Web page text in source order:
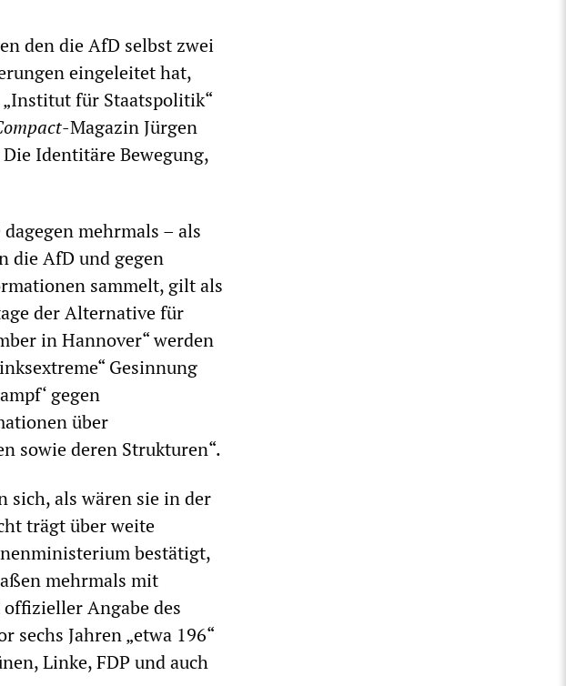
den die AfD selbst zwei
eingeleitet hat,
für Staatspolitik“
-Magazin Jürgen
Die Identitäre Bewegung,
mehrmals – als
die AfD und gegen
sammelt, gilt als
der Alternative für
in Hannover“ werden
Gesinnung
gegen
über
sowie deren Strukturen“.
sich, als wären sie in der
trägt über weite
bestätigt,
mehrmals mit
Angabe des
Jahren „etwa 196“
Linke, FDP und auch